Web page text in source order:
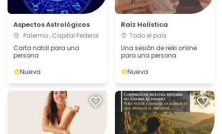
Aspectos Astrológicos
Palermo , Capital Federal
Carta natal para una
persona
Nueva
Raíz Holística
Todo el país
Una sesión de reiki online
para una persona
Nueva